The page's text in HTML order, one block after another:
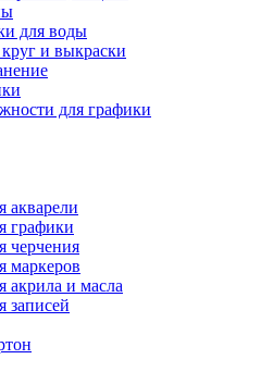
для воды
и выкраски
для графики
акварели
графики
черчения
маркеров
акрила и масла
записей